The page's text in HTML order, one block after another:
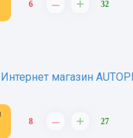
6 – + 32
Интернет магазин
8 – + 27